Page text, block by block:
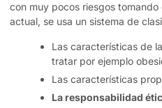
con muy pocos riesgos
actual, se usa un sistema de
Las características de
tratar por ejemplo
Las características
La responsabilidad